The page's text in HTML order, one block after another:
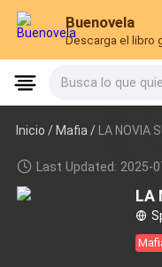
Buenovela
Descarga el libro
Busca lo que
Inicio /Mafia / LA NOVIA
Last Updated: 2025-
LA